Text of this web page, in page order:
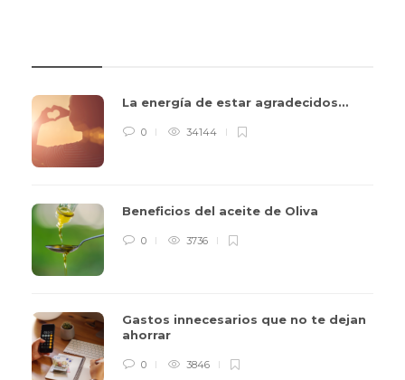
La energía de estar agradecidos…
0 34144
Beneficios del aceite de Oliva
0 3736
Gastos innecesarios que no te dejan
ahorrar
0 3846